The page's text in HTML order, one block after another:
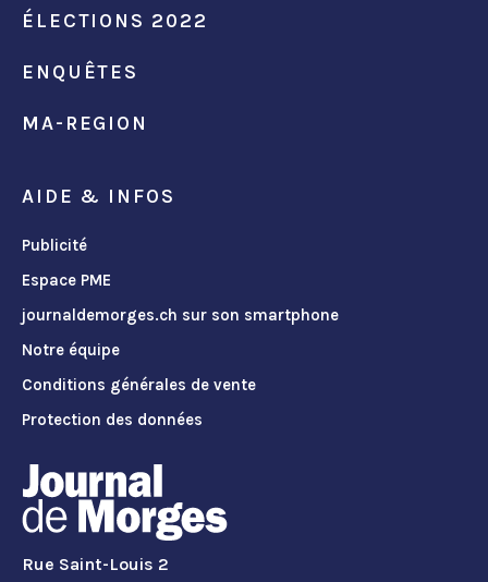
ÉLECTIONS 2022
ENQUÊTES
MA-REGION
AIDE & INFOS
Publicité
Espace PME
journaldemorges.ch sur son smartphone
Notre équipe
Conditions générales de vente
Protection des données
Rue Saint-Louis 2